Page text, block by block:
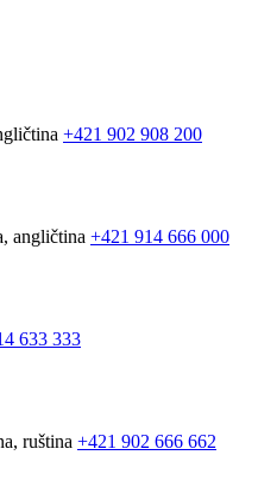
+421 902 908 200
angličtina +421 914 666 000
633 333
ruština +421 902 666 662